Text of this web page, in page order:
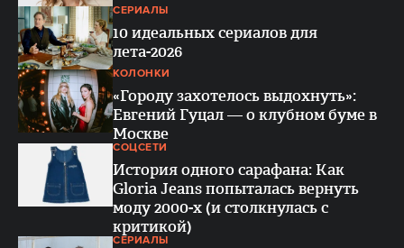
СЕРИАЛЫ
10 идеальных сериалов для
лета-2026
КОЛОНКИ
«Городу захотелось выдохнуть»:
Евгений Гуцал — о клубном буме в
Москве
СОЦСЕТИ
История одного сарафана: Как
Gloria Jeans попыталась вернуть
моду 2000-х (и столкнулась с
критикой)
СЕРИАЛЫ